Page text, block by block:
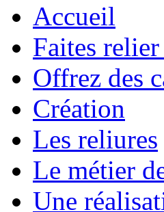
Accueil
Faites
Offrez des
Création
Les reliures
Le métier
Une